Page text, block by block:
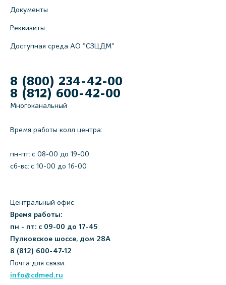
Документы
Реквизиты
Доступная среда АО "СЗЦДМ"
8 (800) 234-42-00
8 (812) 600-42-00
Многоканальный
Время работы колл центра:
пн-пт: c 08-00 до 19-00
сб-вс: с 10-00 до 16-00
Центральный офис
Время работы:
пн - пт: с 09-00 до 17-45
Пулковское шоссе, дом 28А
8 (812) 600-47-12
Почта для связи:
info@cdmed.ru